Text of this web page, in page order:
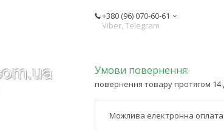
+380 (96) 070-60-61
Viber, Telegram
повернення товару протягом 14